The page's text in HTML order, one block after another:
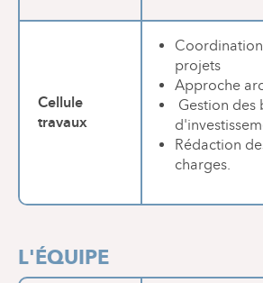
Cellule
travaux
projets
Approche
Gestion des
Rédaction
charges.
L'ÉQUIPE